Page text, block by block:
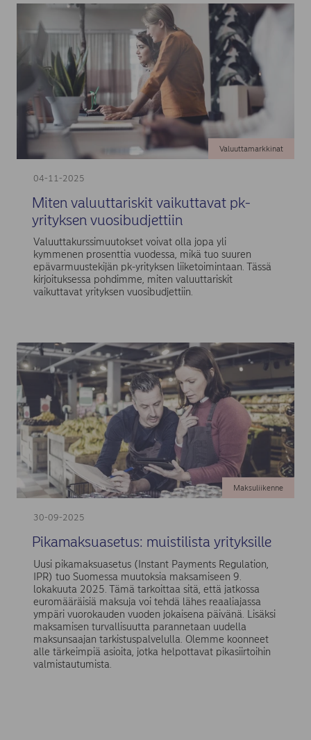
04-11-2025
Valuuttamarkkinat
Miten valuuttariskit vaikuttavat pk-
yrityksen vuosibudjettiin
Valuuttakurssimuutokset voivat olla jopa yli
kymmenen prosenttia vuodessa, mikä tuo suuren
epävarmuustekijän pk-yrityksen liiketoimintaan. Tässä
kirjoituksessa pohdimme, miten valuuttariskit
vaikuttavat yrityksen vuosibudjettiin.
30-09-2025
Maksuliikenne
Pikamaksuasetus: muistilista yrityksille
Uusi pikamaksuasetus (Instant Payments Regulation,
IPR) tuo Suomessa muutoksia maksamiseen 9.
lokakuuta 2025. Tämä tarkoittaa sitä, että jatkossa
euromääräisiä maksuja voi tehdä lähes reaaliajassa
ympäri vuorokauden vuoden jokaisena päivänä. Lisäksi
maksamisen turvallisuutta parannetaan uudella
maksunsaajan tarkistuspalvelulla. Olemme koonneet
alle tärkeimpiä asioita, jotka helpottavat pikasiirtoihin
valmistautumista.